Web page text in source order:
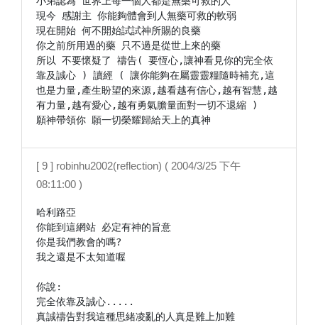
現今 感謝主 你能夠體會到人無藥可救的軟弱
現在開始 何不開始試試神所賜的良藥
你之前所用過的藥 只不過是從世上來的藥
所以 不要懷疑了 禱告( 要恆心,讓神看見你的完全依
靠及誠心 ) 讀經 ( 讓你能夠在屬靈靈糧隨時補充,這
也是力量,產生盼望的來源,越看越有信心,越有智慧,越
有力量,越有愛心,越有勇氣膽量面對一切不退縮 )
[ 9 ] robinhu2002(reflection) ( 2004/3/25 下午
08:11:00 )
哈利路亞
你能到這網站 必定有神的旨意
你是我們教會的嗎?
我之還是不太知道喔
你說:
完全依靠及誠心.....
真誠禱告對我這種思緒凌亂的人真是難上加難